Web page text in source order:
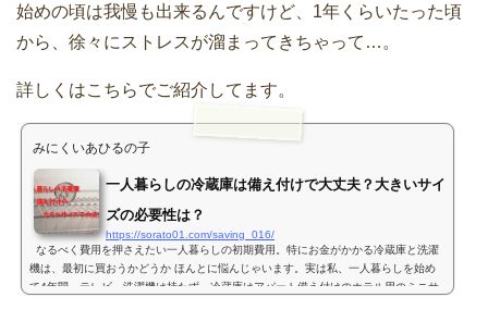
始めの頃は我慢も出来るんですけど、1年くらいたった頃
から、徐々にストレスが溜まってきちゃって…。
詳しくはこちらでご紹介してます。
みにくいあひるの子
一人暮らしの冷蔵庫は備え付けで大丈夫？大きいサイ
ズの必要性は？
https://sorato01.com/saving_016/
なるべく費用を押さえたい一人暮らしの初期費用。特にお金がかかる冷蔵庫と洗濯
機は、最初に買おうかどうか ほんとに悩んじゃいます。実は私、一人暮らしを始め
て4年間。テレビ、洗濯機は持たず、冷蔵庫はアパート備え付けのホテル用のミニサ